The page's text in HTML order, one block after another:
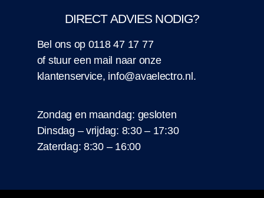
DIRECT ADVIES NODIG?
Bel ons op 0118 47 17 77
of stuur een mail naar onze
klantenservice, info@avaelectro.nl .
Zondag en maandag: gesloten
Dinsdag – vrijdag: 8:30 – 17:30
Zaterdag: 8:30 – 16:00